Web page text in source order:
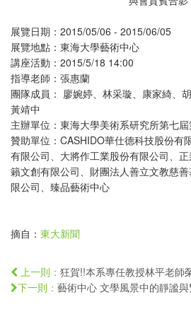
展覽日期：2015/05/06 - 2015/06/05
展覽地點：東海大學藝術中心
講座活動：2015/5/18 14:00
指導老師：張惠蘭
團隊成員： 廖婉婷、林采璇、康家綺、
黃靖中
主辦單位：東海大學美術系研究所第七
贊助單位：CASHIDO華仕德科技股份有
有限公司、大將作工業股份有限公司、
籟文創有限公司、財團法人善立文教慈
限公司、臻品藝術中心
摘自： 東大新聞
上一則： 狂賀!!本系專任教授林平老師
下一則： 藝術中心 文學風景中的靜謐